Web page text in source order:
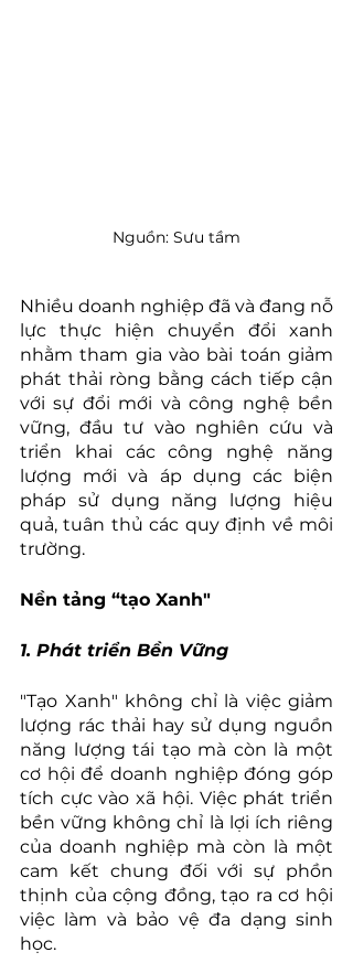
Nguồn: Sưu tầm
Nhiều doanh nghiệp đã và đang nỗ
lực thực hiện chuyển đổi xanh
nhằm tham gia vào bài toán giảm
phát thải ròng bằng cách tiếp cận
với sự đổi mới và công nghệ bền
vững, đầu tư vào nghiên cứu và
triển khai các công nghệ năng
lượng mới và áp dụng các biện
pháp sử dụng năng lượng hiệu
quả, tuân thủ các quy định về môi
trường.
Nền tảng “tạo Xanh"
1. Phát triển Bền Vững
"Tạo Xanh" không chỉ là việc giảm
lượng rác thải hay sử dụng nguồn
năng lượng tái tạo mà còn là một
cơ hội để doanh nghiệp đóng góp
tích cực vào xã hội. Việc phát triển
bền vững không chỉ là lợi ích riêng
của doanh nghiệp mà còn là một
cam kết chung đối với sự phồn
thịnh của cộng đồng, tạo ra cơ hội
việc làm và bảo vệ đa dạng sinh
học.